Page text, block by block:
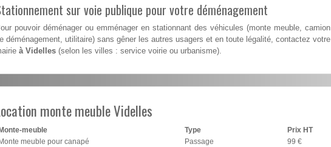
sur voie publique pour votre déménagement
pouvoir déménager ou emménager en stationnant des véhicules (monte meuble, camion
déménagement, utilitaire) sans gêner les autres usagers et en toute légalité, contactez votre
à Videlles (selon les villes : service voirie ou urbanisme).
monte meuble Videlles
Monte-meuble Type
Prix HT
Monte meuble pour canapé
Passage
99 €